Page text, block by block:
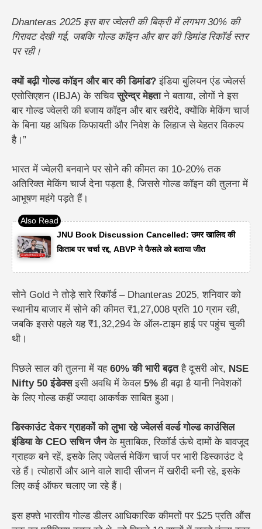
Dhanteras 2025 इस बार ज्वेलरी की बिक्री में लगभग 30% की
गिरावट देखी गई, जबकि गोल्ड कॉइन और बार की डिमांड रिकॉर्ड स्तर
पर रही।
क्यों बढ़ी गोल्ड कॉइन और बार की डिमांड?इंडिया बुलियन एंड ज्वेलर्स
एसोसिएशन (IBJA) के सचिवसुरेन्द्र मेहताने बताया,लोगों ने इस
बार गोल्ड ज्वेलरी की बजाय कॉइन और बार खरीदे, क्योंकि मेकिंग चार्ज
के बिना यह अधिक किफायती और निवेश के लिहाज से बेहतर विकल्प
है।”
भारत में ज्वेलरी बनवाने पर सोने की कीमत का 10-20% तक
अतिरिक्त मेकिंग चार्ज देना पड़ता है, जिससे गोल्ड कॉइन की तुलना में
आभूषण महंगे पड़ते हैं।
JNU Book Discussion Cancelled: उमर खालिद की
किताब पर चर्चा रद्द, ABVP ने फैसले को बताया जीत
सोने Gold ने तोड़े सारे रिकॉर्ड – Dhanteras 2025, शनिवारको
स्थानीय बाजार में सोने की कीमत ₹1,27,008 प्रति 10 ग्राम रही,
जबकि इससे पहले यह ₹1,32,294 के ऑल-टाइम हाई पर पहुंच चुकी
थी।
पिछले साल की तुलना में यह 60% की भारी बढ़तहैदूसरी ओर, NSE
Nifty 50 इंडेक्सइसी अवधि में केवल 5% ही बढ़ा है यानी निवेशकों
के लिए गोल्ड कहीं ज्यादा आकर्षक साबित हुआ।
डिस्काउंट देकर ग्राहकों को लुभा रहे ज्वेलर्सवर्ल्ड गोल्ड काउंसिल
इंडिया के CEO सचिन जैनके मुताबिक,रिकॉर्ड ऊंचे दामों के बावजूद
ग्राहक बने रहें, इसके लिए ज्वेलर्स मेकिंग चार्ज पर भारी डिस्काउंट दे
रहे हैं। त्योहारों और आने वाले शादी सीजन में खरीदी बनी रहे, इसके
लिए कई ऑफर चलाए जा रहे हैं।
इस हफ्ते भारतीय गोल्ड डीलर आधिकारिक कीमतों पर $25 प्रति औंस